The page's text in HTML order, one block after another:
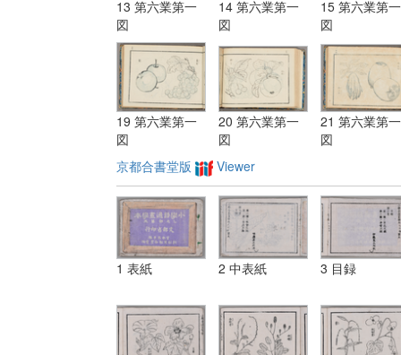
13 第六業第一
図
14 第六業第一
図
15 第六業第一
図
19 第六業第一
図
20 第六業第一
図
21 第六業第一
図
京都合書堂版
Viewer
1 表紙 2 中表紙 3 目録